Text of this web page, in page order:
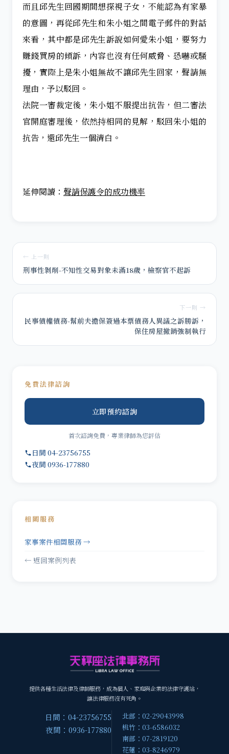
而且邱先生回國期間想探視子女，不能認為有家暴
的意圖，再從邱先生和朱小姐之間電子郵件的對話
來看，其中都是邱先生訴說如何愛朱小姐，要努力
賺錢買房的傾訴，內容也沒有任何威脅、恐嚇或騷
擾，實際上是朱小姐無故不讓邱先生回家，聲請無
理由，予以駁回。
法院一審裁定後，朱小姐不服提出抗告，但二審法
官開庭審理後，依然持相同的見解，駁回朱小姐的
抗告，還邱先生一個清白。
延伸閱讀： 聲請保護令的成功機率
← 上一則
刑事性剝削-不知性交易對象未滿18歲，檢察官不起訴
下一則 →
民事債權債務-幫前夫擔保簽過本票債務人異議之訴勝訴，
保住房屋撤銷強制執行
免費法律諮詢
立即預約諮詢
首次諮詢免費，專業律師為您評估
日間 04-23756755
夜間 0936-177880
相關服務
家事案件相關服務 →
← 返回案例列表
提供各種生活法律及律師服務，成為個人、家庭與企業的法律守護站，
讓法律服務沒有死角。
日間：04-23756755
夜間：0936-177880
北部：02-29043998
桃竹：03-6586032
南部：07-2819120
花蓮：03-8246979